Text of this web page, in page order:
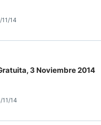
14
3 Noviembre 2014
11/14